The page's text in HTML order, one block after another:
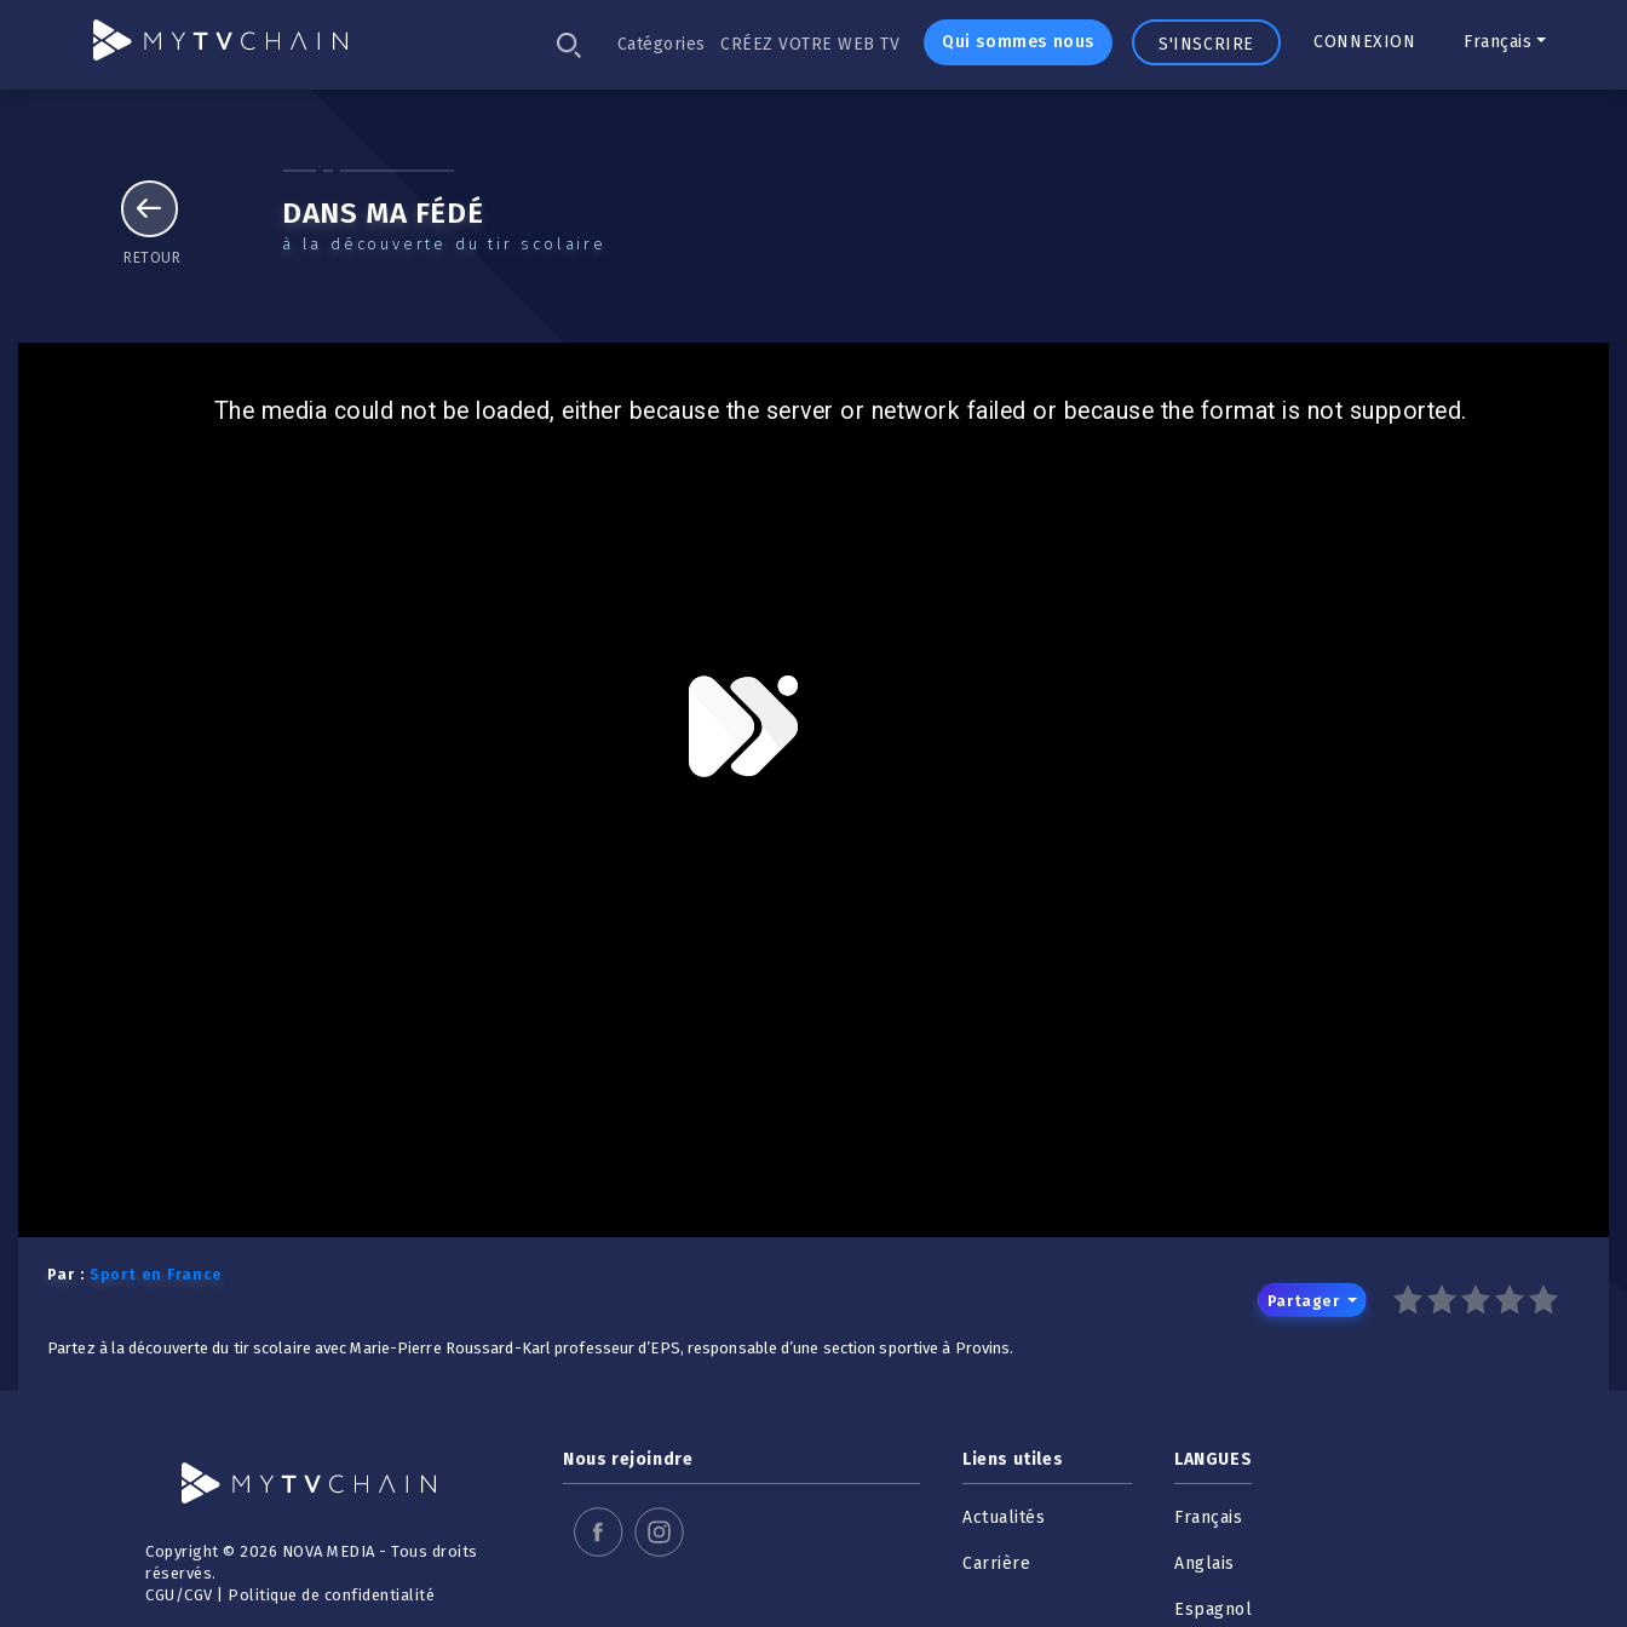
Catégories CRÉEZ VOTRE WEB TV Qui sommes nous S'INSCRIRE CONNEXION Français
RETOUR
DANS MA FÉDÉ
à la découverte du tir scolaire
The media could not be loaded, either because the server or network failed or because the format is not supported.
Partager
Par : Sport en France
Partez à la découverte du tir scolaire avec Marie-Pierre Roussard-Karl professeur d’EPS, responsable d’une section sportive à Provins.
Copyright © 2026 NOVA MEDIA - Tous droits
réservés.
CGU /CGV Politique de confidentialité
Nous rejoindre Liens utiles
Actualités
Carrière
LANGUES
Français
Anglais
Espagnol